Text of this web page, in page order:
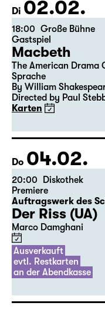
des
Di 02.02.
18:00 Große Bühne
Gastspiel
Macbeth
The American Drama
By William
Directed by Paul
Karten
Do 04.02.
20:00 Diskothek
Premiere
Auftragswerk des
Der Riss (UA)
Marco Damghani
Ausverkauft
evtl. Restkarten